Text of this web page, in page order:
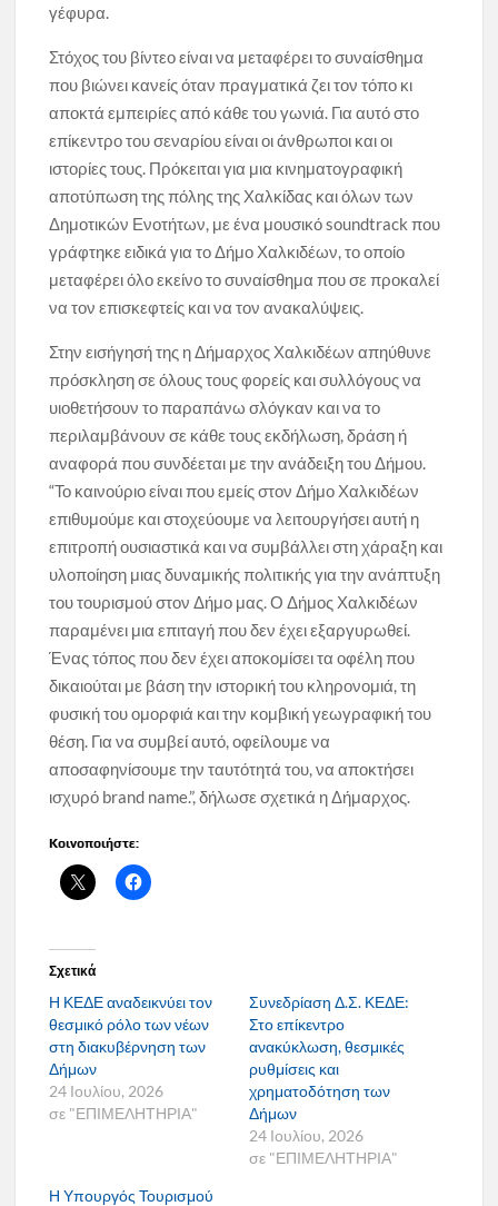
γέφυρα.
Στόχος του βίντεο είναι να μεταφέρει το συναίσθημα
που βιώνει κανείς όταν πραγματικά ζει τον τόπο κι
αποκτά εμπειρίες από κάθε του γωνιά. Για αυτό στο
επίκεντρο του σεναρίου είναι οι άνθρωποι και οι
ιστορίες τους. Πρόκειται για μια κινηματογραφική
αποτύπωση της πόλης της Χαλκίδας και όλων των
Δημοτικών Ενοτήτων, με ένα μουσικό soundtrack που
γράφτηκε ειδικά για το Δήμο Χαλκιδέων, το οποίο
μεταφέρει όλο εκείνο το συναίσθημα που σε προκαλεί
να τον επισκεφτείς και να τον ανακαλύψεις.
Στην εισήγησή της η Δήμαρχος Χαλκιδέων απηύθυνε
πρόσκληση σε όλους τους φορείς και συλλόγους να
υιοθετήσουν το παραπάνω σλόγκαν και να το
περιλαμβάνουν σε κάθε τους εκδήλωση, δράση ή
αναφορά που συνδέεται με την ανάδειξη του Δήμου.
“Το καινούριο είναι που εμείς στον Δήμο Χαλκιδέων
επιθυμούμε και στοχεύουμε να λειτουργήσει αυτή η
επιτροπή ουσιαστικά και να συμβάλλει στη χάραξη και
υλοποίηση μιας δυναμικής πολιτικής για την ανάπτυξη
του τουρισμού στον Δήμο μας. Ο Δήμος Χαλκιδέων
παραμένει μια επιταγή που δεν έχει εξαργυρωθεί.
Ένας τόπος που δεν έχει αποκομίσει τα οφέλη που
δικαιούται με βάση την ιστορική του κληρονομιά, τη
φυσική του ομορφιά και την κομβική γεωγραφική του
θέση. Για να συμβεί αυτό, οφείλουμε να
αποσαφηνίσουμε την ταυτότητά του, να αποκτήσει
ισχυρό brand name.”, δήλωσε σχετικά η Δήμαρχος.
Κοινοποιήστε:
Σχετικά
Η ΚΕΔΕ αναδεικνύει τον
θεσμικό ρόλο των νέων
στη διακυβέρνηση των
Δήμων
24 Ιουλίου, 2026
σε "ΕΠΙΜΕΛΗΤΗΡΙΑ"
Συνεδρίαση Δ.Σ. ΚΕΔΕ:
Στο επίκεντρο
ανακύκλωση, θεσμικές
ρυθμίσεις και
χρηματοδότηση των
Δήμων
24 Ιουλίου, 2026
σε "ΕΠΙΜΕΛΗΤΗΡΙΑ"
Η Υπουργός Τουρισμού